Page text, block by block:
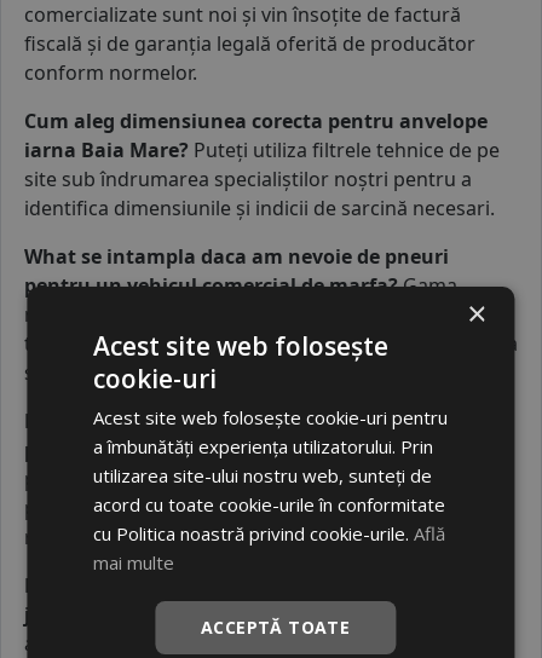
comercializate sunt noi și vin însoțite de factură
fiscală și de garanția legală oferită de producător
conform normelor.
Cum aleg dimensiunea corecta pentru anvelope
iarna Baia Mare? Puteți utiliza filtrele tehnice de pe
site sub îndrumarea specialiștilor noștri pentru a
identifica dimensiunile și indicii de sarcină necesari.
What se intampla daca am nevoie de pneuri
pentru un vehicul comercial de marfa?Gama
noastră include pneuri ranforsate adaptate pentru
transportatori și autoutilitare, garantând rezistență la
sarcini mari de marfă.
Exista taxe suplimentare pentru plata ramburs la
pneuri in judetul Maramures?Pentru opțiunea de
plată în numerar la livrare se aplică o taxă de
procesare fixă pentru serviciul de ramburs, conform
regulilor noastre de transport.
Pot gasi anvelope pentru camioane cu livrare in
judetul Maramures?
Da, livrăm și pneuri
agroindustriale sau de camion, costul transportului
×
Acest site web folosește
cookie-uri
Acest site web folosește cookie-uri pentru
a îmbunătăți experiența utilizatorului. Prin
utilizarea site-ului nostru web, sunteți de
acord cu toate cookie-urile în conformitate
cu Politica noastră privind cookie-urile.Află
mai multe
ACCEPTĂ TOATE